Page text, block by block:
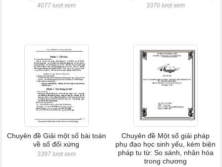
4077 lượt xem 3370 lượt xem
Chuyên đề Giải một số bài toán
về số đối xứng
3397 lượt xem
Chuyên đề Một số giải pháp
phụ đạo học sinh yếu, kém biện
pháp tu từ: So sánh, nhân hóa
trong chương